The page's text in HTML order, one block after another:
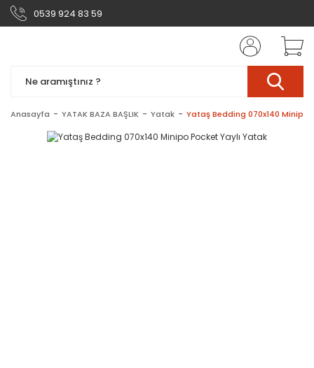
0539 924 83 59
Anasayfa YATAK BAZA BAŞLIK Yatak Yataş Bedding 070x140 Minipo